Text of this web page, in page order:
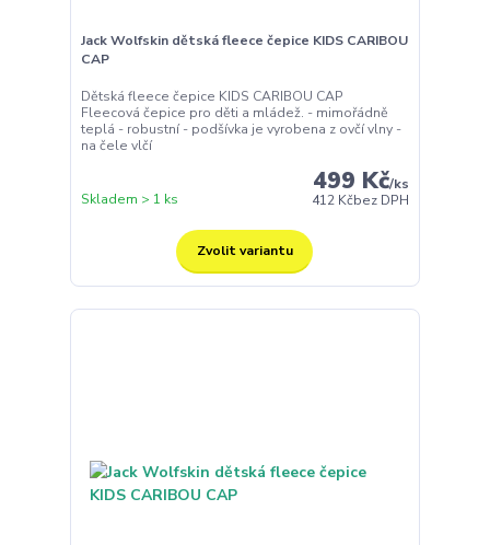
Jack Wolfskin dětská fleece čepice KIDS CARIBOU
CAP
Dětská fleece čepice KIDS CARIBOU CAP
Fleecová čepice pro děti a mládež. - mimořádně
teplá - robustní - podšívka je vyrobena z ovčí vlny -
na čele vlčí
499 Kč/ks
412 Kčbez DPH
Skladem > 1 ks
Zvolit variantu